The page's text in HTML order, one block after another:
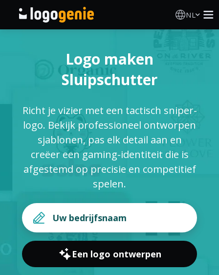
NL
AI logogenerator
Gedrukte producten
Over
INLOGGEN
Logo maken
Sluipschutter
Richt je vizier met een tactisch sniper-
logo. Bekijk professioneel ontworpen
sjablonen, pas elk detail aan en
creëer een gaming-identiteit die is
afgestemd op precisie en competitief
spelen.
Een logo ontwerpen